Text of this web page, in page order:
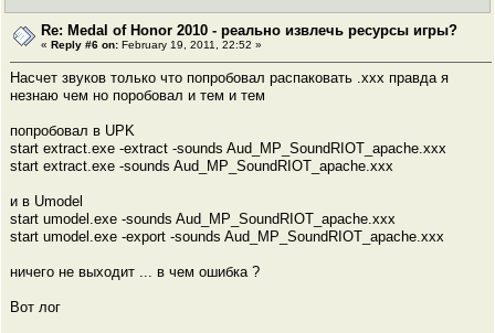
Re: Medal of Honor 2010 - реально извлечь ресурсы игры?
« Reply #6 on: February 19, 2011, 22:52 »
Насчет звуков только что попробовал распаковать .xxx правда я
незнаю чем но поробовал и тем и тем
попробовал в UPK
start extract.exe -extract -sounds Aud_MP_SoundRIOT_apache.xxx
start extract.exe -sounds Aud_MP_SoundRIOT_apache.xxx
и в Umodel
start umodel.exe -sounds Aud_MP_SoundRIOT_apache.xxx
start umodel.exe -export -sounds Aud_MP_SoundRIOT_apache.xxx
ничего не выходит ... в чем ошибка ?
Вот лог